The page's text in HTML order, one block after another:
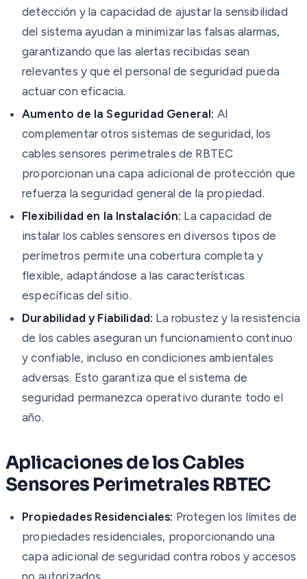
detección y la capacidad de ajustar la sensibilidad
del sistema ayudan a minimizar las falsas alarmas,
garantizando que las alertas recibidas sean
relevantes y que el personal de seguridad pueda
actuar con eficacia.
Aumento de la Seguridad General: Al
complementar otros sistemas de seguridad, los
cables sensores perimetrales de RBTEC
proporcionan una capa adicional de protección que
refuerza la seguridad general de la propiedad.
Flexibilidad en la Instalación: La capacidad de
instalar los cables sensores en diversos tipos de
perímetros permite una cobertura completa y
flexible, adaptándose a las características
específicas del sitio.
Durabilidad y Fiabilidad: La robustez y la resistencia
de los cables aseguran un funcionamiento continuo
y confiable, incluso en condiciones ambientales
adversas. Esto garantiza que el sistema de
seguridad permanezca operativo durante todo el
año.
Aplicaciones de los Cables
Sensores Perimetrales RBTEC
Propiedades Residenciales: Protegen los límites de
propiedades residenciales, proporcionando una
capa adicional de seguridad contra robos y accesos
no autorizados.